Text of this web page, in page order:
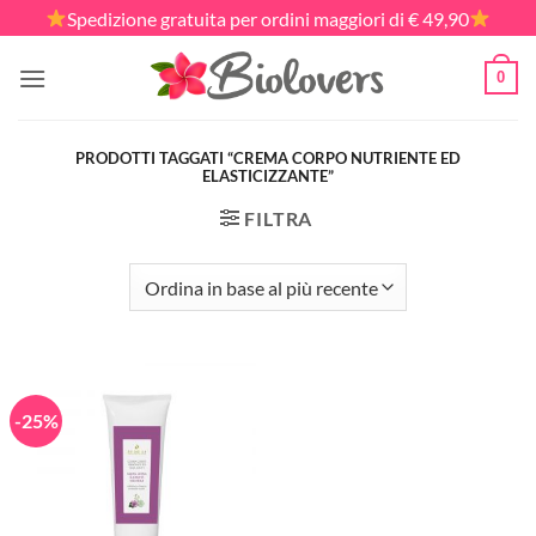
ai
contenuti
Spedizione gratuita per ordini maggiori di € 49,90
0
PRODOTTI TAGGATI “CREMA CORPO NUTRIENTE ED
ELASTICIZZANTE”
FILTRA
-25%